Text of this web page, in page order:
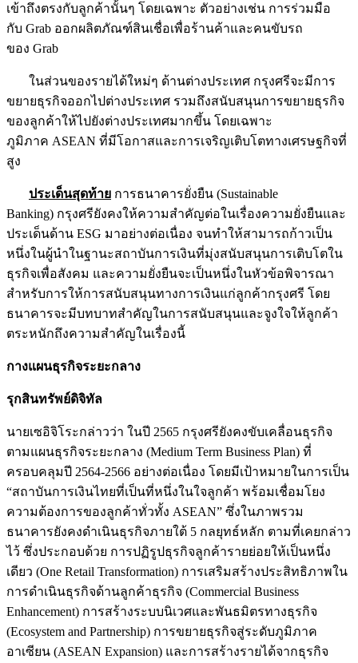
เข้าถึงตรงกับลูกค้านั้นๆ โดยเฉพาะ ตัวอย่างเช่น การร่วมมือ
กับ Grab ออกผลิตภัณฑ์สินเชื่อเพื่อร้านค้าและคนขับรถ
ของ Grab
ในส่วนของรายได้ใหม่ๆ ด้านต่างประเทศ กรุงศรีจะมีการ
ขยายธุรกิจออกไปต่างประเทศ รวมถึงสนับสนุนการขยายธุรกิจ
ของลูกค้าให้ไปยังต่างประเทศมากขึ้น โดยเฉพาะ
ภูมิภาค ASEAN ที่มีโอกาสและการเจริญเติบโตทางเศรษฐกิจที่
สูง
ประเด็นสุดท้าย การธนาคารยั่งยืน (Sustainable
Banking) กรุงศรียังคงให้ความสำคัญต่อในเรื่องความยั่งยืนและ
ประเด็นด้าน ESG มาอย่างต่อเนื่อง จนทำให้สามารถก้าวเป็น
หนึ่งในผู้นำในฐานะสถาบันการเงินที่มุ่งสนับสนุนการเติบโตใน
ธุรกิจเพื่อสังคม และความยั่งยืนจะเป็นหนึ่งในหัวข้อพิจารณา
สำหรับการให้การสนับสนุนทางการเงินแก่ลูกค้ากรุงศรี โดย
ธนาคารจะมีบทบาทสำคัญในการสนับสนุนและจูงใจให้ลูกค้า
ตระหนักถึงความสำคัญในเรื่องนี้
กางแผนธุรกิจระยะกลาง
รุกสินทรัพย์ดิจิทัล
นายเซอิจิโระกล่าวว่า ในปี 2565 กรุงศรียังคงขับเคลื่อนธุรกิจ
ตามแผนธุรกิจระยะกลาง (Medium Term Business Plan) ที่
ครอบคลุมปี 2564-2566 อย่างต่อเนื่อง โดยมีเป้าหมายในการเป็น
“สถาบันการเงินไทยที่เป็นที่หนึ่งในใจลูกค้า พร้อมเชื่อมโยง
ความต้องการของลูกค้าทั่วทั้ง ASEAN” ซึ่งในภาพรวม
ธนาคารยังคงดำเนินธุรกิจภายใต้ 5 กลยุทธ์หลัก ตามที่เคยกล่าว
ไว้ ซึ่งประกอบด้วย การปฏิรูปธุรกิจลูกค้ารายย่อยให้เป็นหนึ่ง
เดียว (One Retail Transformation) การเสริมสร้างประสิทธิภาพใน
การดำเนินธุรกิจด้านลูกค้าธุรกิจ (Commercial Business
Enhancement) การสร้างระบบนิเวศและพันธมิตรทางธุรกิจ
(Ecosystem and Partnership) การขยายธุรกิจสู่ระดับภูมิภาค
อาเซียน (ASEAN Expansion) และการสร้างรายได้จากธุรกิจ